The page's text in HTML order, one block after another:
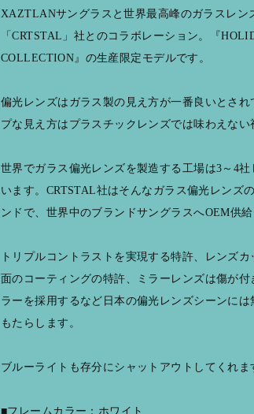
XAZTLANサングラスと世界最高峰のガラスレン
「CRTSTAL」社とのコラボレーション。『
COLLECTION』の生産限定モデルです。
偏光レンズはガラス製の見え方が一番良いとされ
プな見え方はプラスチックレンズでは味わえない
世界でガラス偏光レンズを製造する工場は3～4社
います。CRTSTAL社はそんなガラス偏光レンズ
ンドで、世界中のブランドサングラスへOEM供給
トリプルコントラストを実現する特許、レンズ
面のコーティングの特許、ミラーレンズは傷が付
ラーを採用するなど日本の偏光レンズシーンに
もたらします。
ブルーライトも存分にシャットアウトしてくれま
■フレームカラー：ホワイト